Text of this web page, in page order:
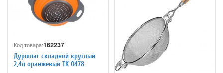
Код товара:162237
Дуршлаг складной круглый
2,4л оранжевый TK 0478